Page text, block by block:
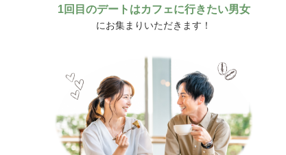
1回目のデートはカフェに行きたい男女
にお集まりいただきます！